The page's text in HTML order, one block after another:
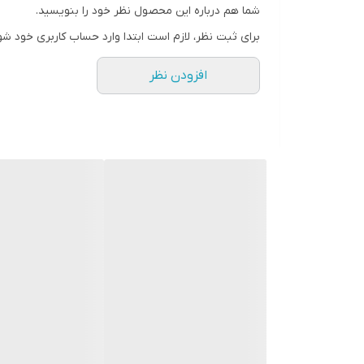
شما هم درباره این محصول نظر خود را بنویسید.
برای ثبت نظر، لازم است ابتدا وارد حساب کاربری خود
افزودن نظر